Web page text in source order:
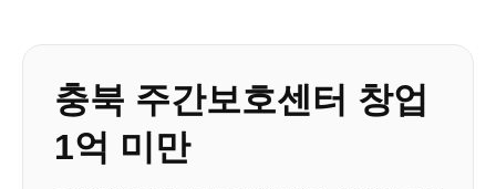
충북 주간보호센터 창업
1억 미만